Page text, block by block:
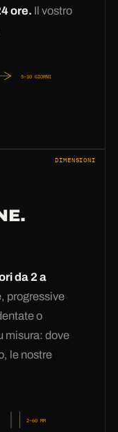
ore. Il vostro
5–10 GIORNI
Il nostro
sottile da
dall'S235
non va
alla
il giorno
collaudato:
pressatura,
per
DIMENSIONI
da 2 a
progressive
o
misura: dove
le nostre
2–60 MM